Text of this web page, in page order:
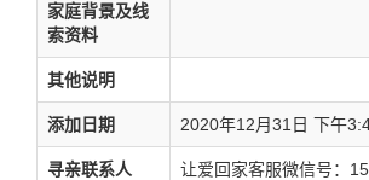
家庭背景及线
索资料
其他说明
添加日期 2020年12月31日 下午
寻亲联系人 让爱回家客服微信号：